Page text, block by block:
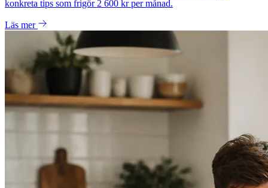
konkreta tips som frigör 2 600 kr per månad.
Läs mer